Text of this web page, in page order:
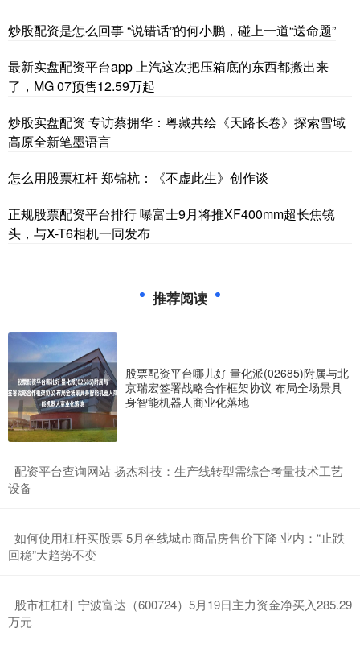
炒股配资是怎么回事 “说错话”的何小鹏，碰上一道“送命题”
最新实盘配资平台app 上汽这次把压箱底的东西都搬出来
了，MG 07预售12.59万起
炒股实盘配资 专访蔡拥华：粤藏共绘《天路长卷》探索雪域
高原全新笔墨语言
怎么用股票杠杆 郑锦杭：《不虚此生》创作谈
正规股票配资平台排行 曝富士9月将推XF400mm超长焦镜
头，与X-T6相机一同发布
推荐阅读
股票配资平台哪儿好 量化派(02685)附属与北
京瑞宏签署战略合作框架协议 布局全场景具
身智能机器人商业化落地
​配资平台查询网站 扬杰科技：生产线转型需综合考量技术工艺
设备
​如何使用杠杆买股票 5月各线城市商品房售价下降 业内：“止跌
回稳”大趋势不变
​股市杠杠杆 宁波富达（600724）5月19日主力资金净买入285.29
万元